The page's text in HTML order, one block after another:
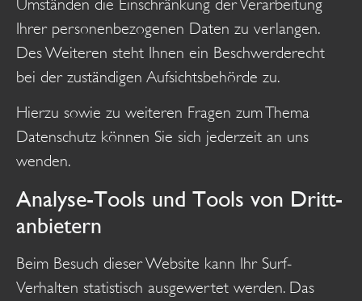
Umständen die Einschränkung der Verarbeitung
Ihrer personenbezogenen Daten zu verlangen.
Des Weiteren steht Ihnen ein Beschwerderecht
bei der zuständigen Aufsichtsbehörde zu.
Hierzu sowie zu weiteren Fragen zum Thema
Datenschutz können Sie sich jederzeit an uns
wenden.
Analyse-Tools und Tools von Dritt­
anbietern
Beim Besuch dieser Website kann Ihr Surf-
Verhalten statistisch ausgewertet werden. Das